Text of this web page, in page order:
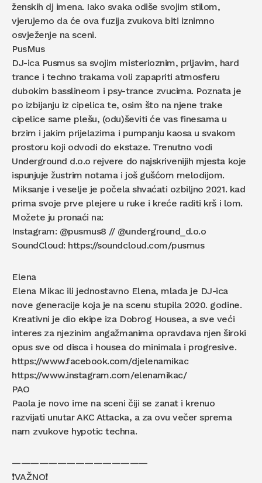
ženskih dj imena. Iako svaka odiše svojim stilom,
vjerujemo da će ova fuzija zvukova biti iznimno
osvježenje na sceni.
PusMus
DJ-ica Pusmus sa svojim misterioznim, prljavim, hard
trance i techno trakama voli zapapriti atmosferu
dubokim basslineom i psy-trance zvucima. Poznata je
po izbijanju iz cipelica te, osim što na njene trake
cipelice same plešu, (odu)ševiti će vas finesama u
brzim i jakim prijelazima i pumpanju kaosa u svakom
prostoru koji odvodi do ekstaze. Trenutno vodi
Underground d.o.o rejvere do najskrivenijih mjesta koje
ispunjuje žustrim notama i još gušćom melodijom.
Miksanje i veselje je počela shvaćati ozbiljno 2021. kad
prima svoje prve plejere u ruke i kreće raditi krš i lom.
Možete ju pronaći na:
Instagram: @pusmus8 // @underground_d.o.o
SoundCloud: https://soundcloud.com/pusmus
Elena
Elena Mikac ili jednostavno Elena, mlada je DJ-ica
nove generacije koja je na scenu stupila 2020. godine.
Kreativni je dio ekipe iza Dobrog Housea, a sve veći
interes za njezinim angažmanima opravdava njen široki
opus sve od disca i housea do minimala i progresive.
https://www.facebook.com/djelenamikac
https://www.instagram.com/elenamikac/
PAO
Paola je novo ime na sceni čiji se zanat i krenuo
razvijati unutar AKC Attacka, a za ovu večer sprema
nam zvukove hypotic techna.
———————————————
❗VAŽNO❗